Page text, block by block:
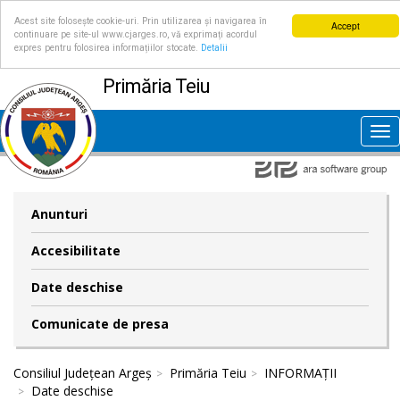
Accept
Acest site folosește cookie-uri. Prin utilizarea și navigarea în
continuare pe site-ul www.cjarges.ro, vă exprimați acordul
expres pentru folosirea informațiilor stocate.
Detalii
Primăria Teiu
Anunturi
Accesibilitate
Date deschise
Comunicate de presa
Consiliul Județean Argeș Primăria Teiu
INFORMAȚII
Date deschise